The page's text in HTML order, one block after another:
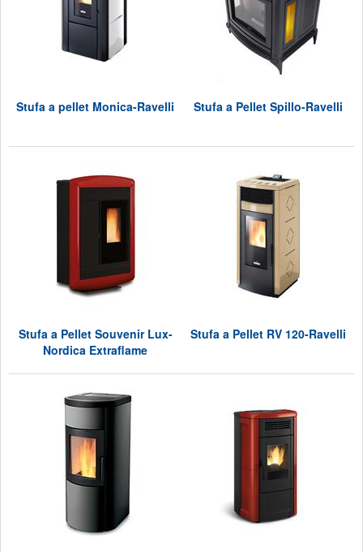
Stufa a pellet Monica-Ravelli Stufa a Pellet Spillo-Ravelli
Stufa a Pellet Souvenir Lux-
Nordica Extraflame
Stufa a Pellet RV 120-Ravelli